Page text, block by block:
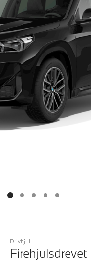
Drivhjul
Firehjulsdrevet